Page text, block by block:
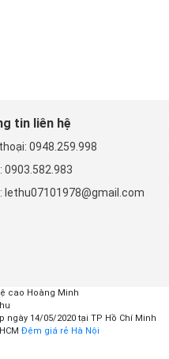
tin liên hệ
0948.259.998
0903.582.983
lethu07101978@gmail.com
cao Hoàng Minh
ngày 14/05/2020 tại TP Hồ Chí Minh
Đệm giá rẻ Hà Nội